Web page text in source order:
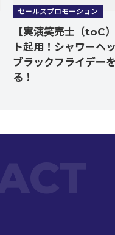
セールスプロモーション
【実演笑売士（toC
ト起用！シャワーヘ
ブラックフライデー
る！